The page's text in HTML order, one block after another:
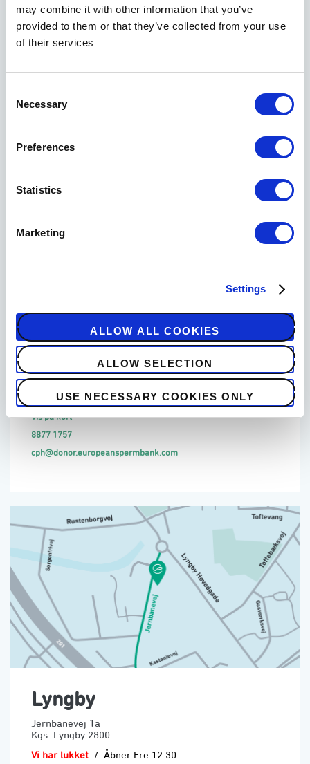
may combine it with other information that you’ve
provided to them or that they’ve collected from your use
of their services
Selection
Necessary
Preferences
Statistics
Marketing
Settings
ALLOW ALL COOKIES
ALLOW SELECTION
USE NECESSARY COOKIES ONLY
8877 1757
cph@donor.europeanspermbank.com
Vi har lukket / Åbner Fre 12:30
Man/Tir/Ons/Tor/Fre
12:30 - 17:45
Specielle åbningstider
Vis på kort
8877 1757
cph@donor.europeanspermbank.com
Lyngby
Jernbanevej 1a
Kgs. Lyngby 2800
Vi har lukket / Åbner Fre 12:30